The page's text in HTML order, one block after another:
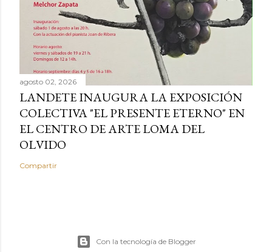
agosto 02, 2026
LANDETE INAUGURA LA EXPOSICIÓN
COLECTIVA "EL PRESENTE ETERNO" EN
EL CENTRO DE ARTE LOMA DEL
OLVIDO
Compartir
Con la tecnología de Blogger